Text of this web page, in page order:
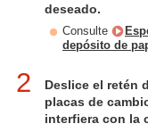
deseado.
Consulte
depósito de
2
Deslice el retén
placas de
interfiera con la